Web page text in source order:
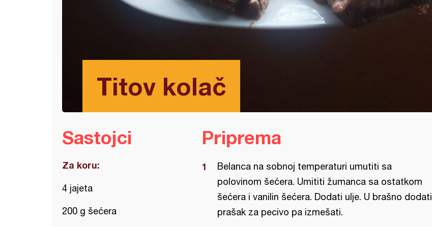
Titov kolač
Sastojci
Za koru:
4 jajeta
200 g šećera
Priprema
Belanca na sobnoj temperaturi umutiti sa
polovinom šećera. Umititi žumanca sa ostatkom
šećera i vanilin šećera. Dodati ulje. U brašno dodati
prašak za pecivo pa izmešati.